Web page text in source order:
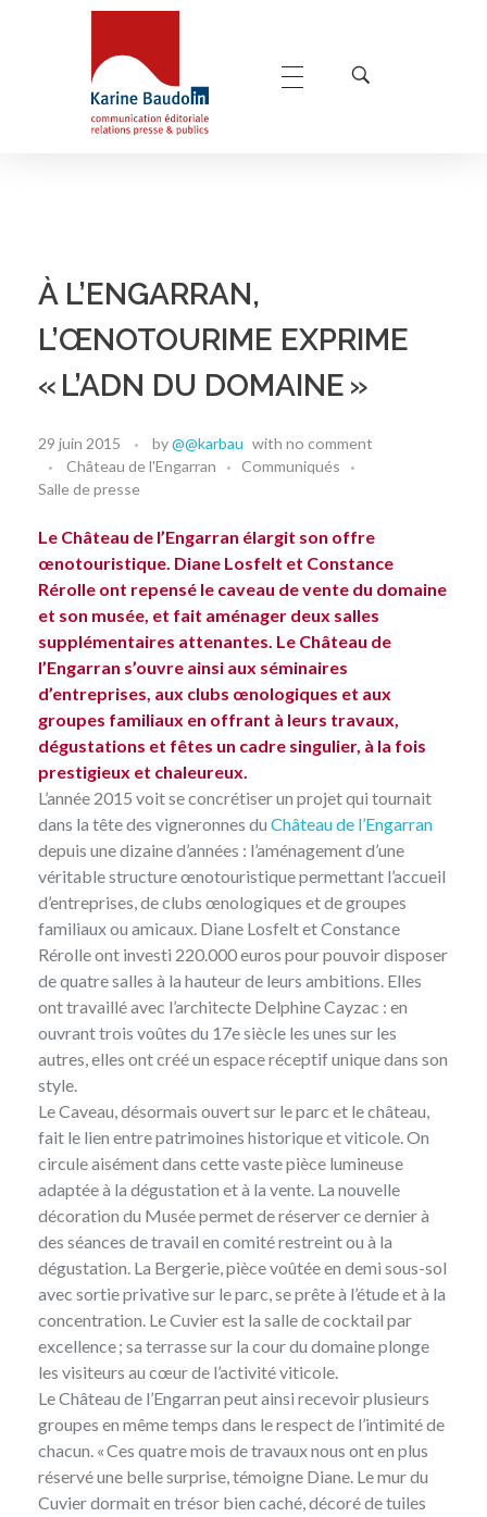
À L’ENGARRAN,
L’ŒNOTOURIME EXPRIME
« L’ADN DU DOMAINE »
29 juin 2015 by@@karbau with no comment
Château de l'Engarran
Communiqués
Salle de presse
Le Château de l’Engarran élargit son offre
œnotouristique. Diane Losfelt et Constance
Rérolle ont repensé le caveau de vente du domaine
et son musée, et fait aménager deux salles
supplémentaires attenantes. Le Château de
l’Engarran s’ouvre ainsi aux séminaires
d’entreprises, aux clubs œnologiques et aux
groupes familiaux en offrant à leurs travaux,
dégustations et fêtes un cadre singulier, à la fois
prestigieux et chaleureux.
L’année 2015 voit se concrétiser un projet qui tournait
dans la tête des vigneronnes du Château de l’Engarran
depuis une dizaine d’années : l’aménagement d’une
véritable structure œnotouristique permettant l’accueil
d’entreprises, de clubs œnologiques et de groupes
familiaux ou amicaux. Diane Losfelt et Constance
Rérolle ont investi 220.000 euros pour pouvoir disposer
de quatre salles à la hauteur de leurs ambitions. Elles
ont travaillé avec l’architecte Delphine Cayzac : en
ouvrant trois voûtes du 17e siècle les unes sur les
autres, elles ont créé un espace réceptif unique dans son
style.
Le Caveau, désormais ouvert sur le parc et le château,
fait le lien entre patrimoines historique et viticole. On
circule aisément dans cette vaste pièce lumineuse
adaptée à la dégustation et à la vente. La nouvelle
décoration du Musée permet de réserver ce dernier à
des séances de travail en comité restreint ou à la
dégustation. La Bergerie, pièce voûtée en demi sous-sol
avec sortie privative sur le parc, se prête à l’étude et à la
concentration. Le Cuvier est la salle de cocktail par
excellence ; sa terrasse sur la cour du domaine plonge
les visiteurs au cœur de l’activité viticole.
Le Château de l’Engarran peut ainsi recevoir plusieurs
groupes en même temps dans le respect de l’intimité de
chacun. « Ces quatre mois de travaux nous ont en plus
réservé une belle surprise, témoigne Diane. Le mur du
Cuvier dormait en trésor bien caché, décoré de tuiles